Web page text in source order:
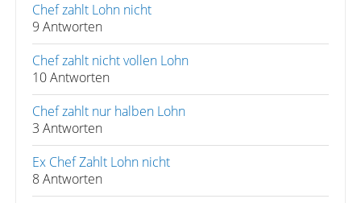
Chef zahlt Lohn nicht
9 Antworten
Chef zahlt nicht vollen Lohn
10 Antworten
Chef zahlt nur halben Lohn
3 Antworten
Ex Chef Zahlt Lohn nicht
8 Antworten